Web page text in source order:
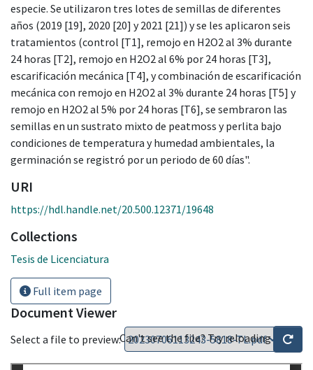
especie. Se utilizaron tres lotes de semillas de diferentes
años (2019 [19], 2020 [20] y 2021 [21]) y se les aplicaron seis
tratamientos (control [T1], remojo en H2O2 al 3% durante
24 horas [T2], remojo en H2O2 al 6% por 24 horas [T3],
escarificación mecánica [T4], y combinación de escarificación
mecánica con remojo en H2O2 al 3% durante 24 horas [T5] y
remojo en H2O2 al 5% por 24 horas [T6], se sembraron las
semillas en un sustrato mixto de peatmoss y perlita bajo
condiciones de temperatura y humedad ambientales, la
germinación se registró por un periodo de 60 días".
URI
https://hdl.handle.net/20.500.12371/19648
Collections
Tesis de Licenciatura
Full item page
Document Viewer
Select a file to preview:Can't see the file? Try reloading